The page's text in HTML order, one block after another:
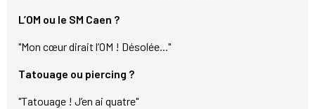
L’OM ou le SM Caen ?
"Mon cœur dirait l’OM ! Désolée..."
Tatouage ou piercing ?
"Tatouage ! J’en ai quatre"